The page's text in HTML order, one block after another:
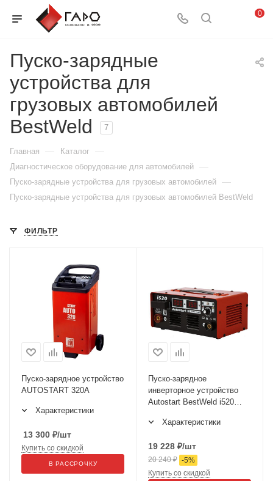
0
Пуско-зарядные
устройства для
грузовых автомобилей
BestWeld
7
Главная — Каталог —
Диагностическое оборудование для автомобилей —
Пуско-зарядные устройства для грузовых автомобилей —
Пуско-зарядные устройства для грузовых автомобилей BestWeld
ФИЛЬТР
Пуско-зарядное устройство
AUTOSTART 320А
Характеристики
13 300 ₽/шт
Купить со скидкой
В РАССРОЧКУ
Пуско-зарядное
инверторное устройство
Autostart BestWeld i520
Характеристики
19 228 ₽/шт
20 240₽ -5%
Купить со скидкой